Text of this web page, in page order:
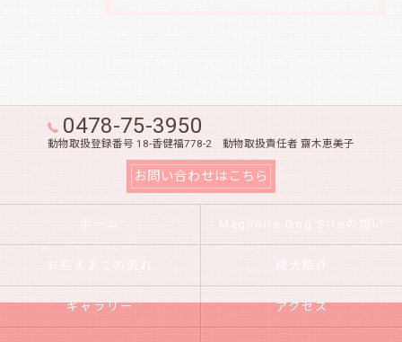
0478-75-3950
動物取扱登録番号 18-香健福778-2 動物取扱責任者 齋木恵美子
お問い合わせはこちら
ホーム Magnolia Dog Siteの想い
お迎えまでの流れ 成犬紹介
ギャラリー アクセス